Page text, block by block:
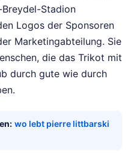
Stadion
Logos der Sponsoren
Marketingabteilung. Sie
die das Trikot mit
durch gute wie durch
wo lebt pierre littbarski